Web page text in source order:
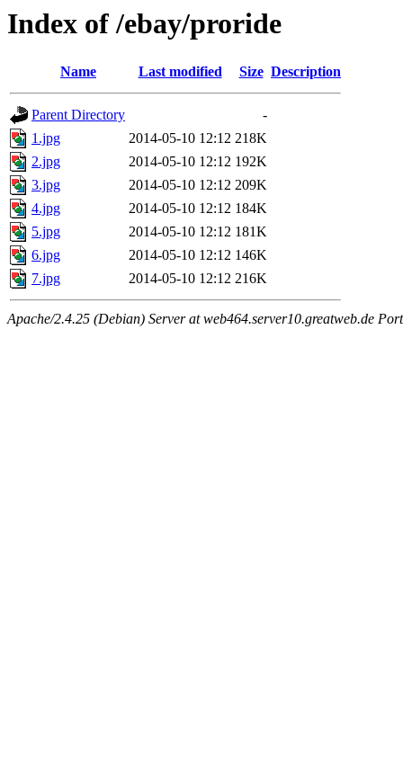
Index of /ebay/proride
Name Last modified Size Description
Parent Directory
-
1.jpg
2014-05-10 12:12 218K
2.jpg
2014-05-10 12:12 192K
3.jpg
2014-05-10 12:12 209K
4.jpg
2014-05-10 12:12 184K
5.jpg
2014-05-10 12:12 181K
6.jpg
2014-05-10 12:12 146K
7.jpg
2014-05-10 12:12 216K
Apache/2.4.25 (Debian) Server at web464.server10.greatweb.de